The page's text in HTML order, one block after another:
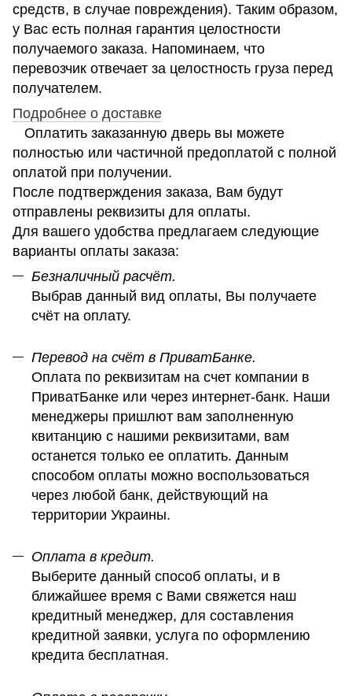
средств, в случае повреждения). Таким образом,
у Вас есть полная гарантия целостности
получаемого заказа. Напоминаем, что
перевозчик отвечает за целостность груза перед
получателем.
Подробнее о доставке
Оплатить заказанную дверь вы можете
полностью или частичной предоплатой с полной
оплатой при получении.
После подтверждения заказа, Вам будут
отправлены реквизиты для оплаты.
Для вашего удобства предлагаем следующие
варианты оплаты заказа:
Безналичный расчёт.
Выбрав данный вид оплаты, Вы получаете
счёт на оплату.
Перевод на счёт в ПриватБанке.
Оплата по реквизитам на счет компании в
ПриватБанке или через интернет-банк. Наши
менеджеры пришлют вам заполненную
квитанцию с нашими реквизитами, вам
останется только ее оплатить. Данным
способом оплаты можно воспользоваться
через любой банк, действующий на
территории Украины.
Оплата в кредит.
Выберите данный способ оплаты, и в
ближайшее время с Вами свяжется наш
кредитный менеджер, для составления
кредитной заявки, услуга по оформлению
кредита бесплатная.